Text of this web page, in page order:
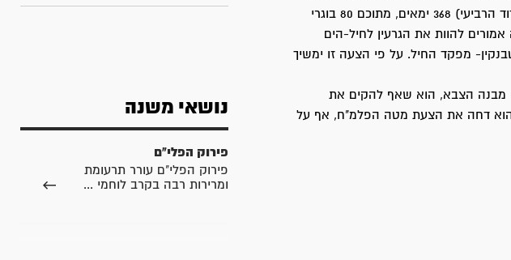
ולימאים. בפברואר 1948 נכללו בפלי"ם (שהיווה חלק מהגדוד הרביעי) 368 ימאים, מתוכם 80 בוגרי
להוות את הגרעין לחיל-הים
מפקד החיל. על פי הצעה זו ימשיך
מבנה הצבא, הוא שאף להקים את
הוא דחה את הצעת מטה הפלמ"ח, אף על
נושאי משנה
פירוק הפלי"ם
פירוק הפלי"ם עורר תרעומת
ומרירות רבה בקרב לוחמי ...